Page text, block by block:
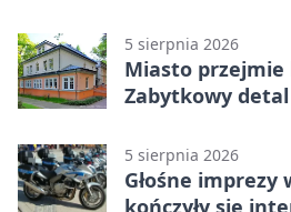
5 sierpnia 2026
Miasto przejmie
Zabytkowy
5 sierpnia 2026
Głośne imprezy
kończyły się